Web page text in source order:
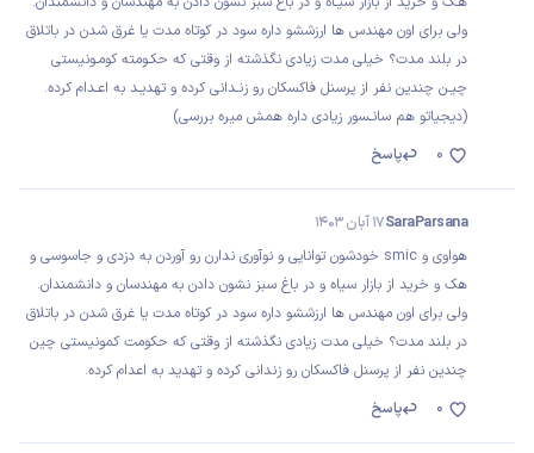
ولی برای اون مهندس ها ارزششو داره سود در کوتاه مدت یا غرق شدن در باتلاق
در بلند مدت؟ خیلی مدت زیادی نگذشته از وقتی که حکـومته کومـونیستی
چیـن چندین نفر از پرسنل فاکسکان رو زنـدانی کرده و تهدیـد به اعـدام کرده.
(دیجیاتو هم سانـسور زیادی داره همش میره بررسی)
پاسخ
0
SaraParsana17 آبان 1403
هواوی و smic خودشون توانایی و نوآوری ندارن رو آوردن به دزدی و جاسوسی و
هک و خرید از بازار سیاه و در باغ سبز نشون دادن به مهندسان و دانشمندان.
ولی برای اون مهندس ها ارزششو داره سود در کوتاه مدت یا غرق شدن در باتلاق
در بلند مدت؟ خیلی مدت زیادی نگذشته از وقتی که حکومت کمونیستی چین
چندین نفر از پرسنل فاکسکان رو زندانی کرده و تهدید به اعدام کرده.
پاسخ
0